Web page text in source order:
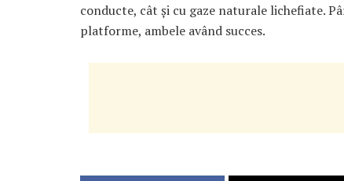
conducte, cât și cu gaze naturale lichefiate.
platforme, ambele având succes.